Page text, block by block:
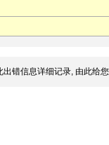
错信息详细记录, 由此给